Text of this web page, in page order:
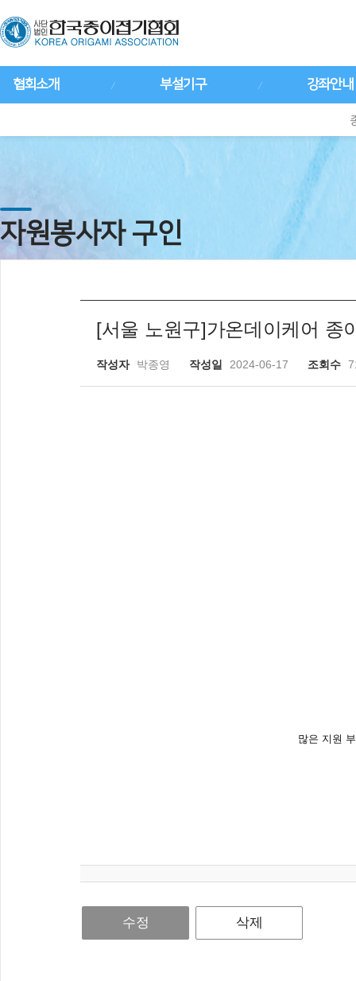
협회소개 부설기구 강좌안내
자원봉사자 구인
[서울 노원구]가온데이케어 종
작성자 박종영 작성일 2024-06-17 조회수
많은 지원
수정 삭제